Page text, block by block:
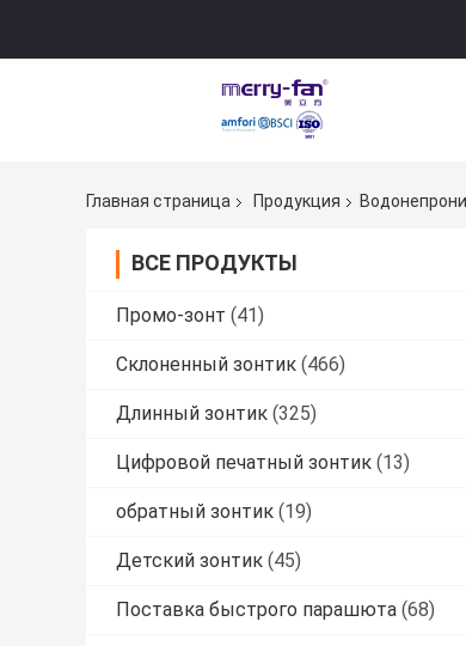
Главная страница Продукция
ВСЕ ПРОДУКТЫ
Промо-зонт (41)
Склоненный зонтик (466)
Длинный зонтик (325)
Цифровой печатный зонтик (13)
обратный зонтик (19)
Детский зонтик (45)
Поставка быстрого парашюта (68)